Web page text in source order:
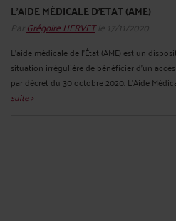
L'AIDE MÉDICALE D'ETAT (AME)
Par Grégoire HERVETle 17/11/2020
L'aide médicale de l'État (AME) est un
situation irrégulière de bénéficier d'un
par décret du 30 octobre 2020. L'Aide
suite >